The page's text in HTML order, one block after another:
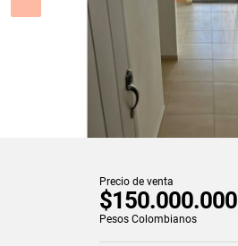
Precio de venta
$150.000.000
Pesos Colombianos